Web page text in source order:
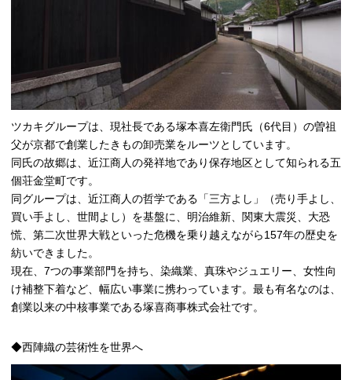
ツカキグループは、現社長である塚本喜左衛門氏（6代目）の曽祖
父が京都で創業したきもの卸売業をルーツとしています。
同氏の故郷は、近江商人の発祥地であり保存地区として知られる五
個荘金堂町です。
同グループは、近江商人の哲学である「三方よし」（売り手よし、
買い手よし、世間よし）を基盤に、明治維新、関東大震災、大恐
慌、第二次世界大戦といった危機を乗り越えながら157年の歴史を
紡いできました。
現在、7つの事業部門を持ち、染織業、真珠やジュエリー、女性向
け補整下着など、幅広い事業に携わっています。最も有名なのは、
創業以来の中核事業である塚喜商事株式会社です。
◆西陣織の芸術性を世界へ